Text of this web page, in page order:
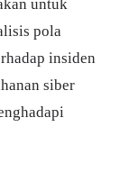
untuk
pola
insiden
siber